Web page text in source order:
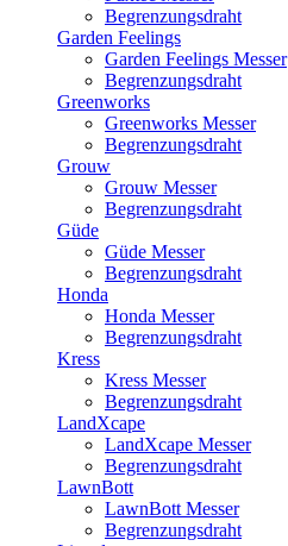
Begrenzungsdraht
Garden Feelings
Garden Feelings Messer
Begrenzungsdraht
Greenworks
Greenworks Messer
Begrenzungsdraht
Grouw
Grouw Messer
Begrenzungsdraht
Güde
Güde Messer
Begrenzungsdraht
Honda
Honda Messer
Begrenzungsdraht
Kress
Kress Messer
Begrenzungsdraht
LandXcape
LandXcape Messer
Begrenzungsdraht
LawnBott
LawnBott Messer
Begrenzungsdraht